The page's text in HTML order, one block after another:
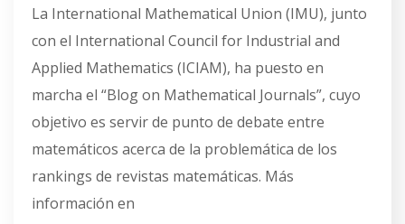
La International Mathematical Union (IMU), junto
con el International Council for Industrial and
Applied Mathematics (ICIAM), ha puesto en
marcha el “Blog on Mathematical Journals”, cuyo
objetivo es servir de punto de debate entre
matemáticos acerca de la problemática de los
rankings de revistas matemáticas. Más
información en